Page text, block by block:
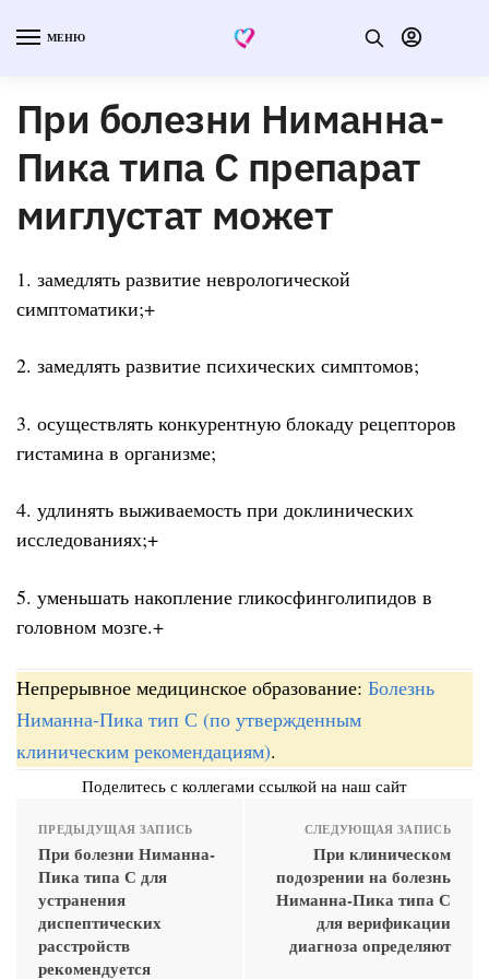
МЕНЮ
При болезни Ниманна-
Пика типа С препарат
миглустат может
1. замедлять развитие неврологической
симптоматики;+
2. замедлять развитие психических симптомов;
3. осуществлять конкурентную блокаду рецепторов
гистамина в организме;
4. удлинять выживаемость при доклинических
исследованиях;+
5. уменьшать накопление гликосфинголипидов в
головном мозге.+
Непрерывное медицинское образование: Болезнь
Ниманна-Пика тип С (по утвержденным
клиническим рекомендациям).
Поделитесь с коллегами ссылкой на наш сайт
ПРЕДЫДУЩАЯ ЗАПИСЬ
При болезни Ниманна-
Пика типа С для
устранения
диспептических
расстройств
рекомендуется
СЛЕДУЮЩАЯ ЗАПИСЬ
При клиническом
подозрении на болезнь
Ниманна-Пика типа С
для верификации
диагноза определяют